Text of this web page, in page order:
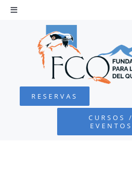
Saltar
Toggle
Navigation
QUEBRANTAHUESOS
FUNDACIÓN
RESERVAS
CURSOS /
EVENTOS